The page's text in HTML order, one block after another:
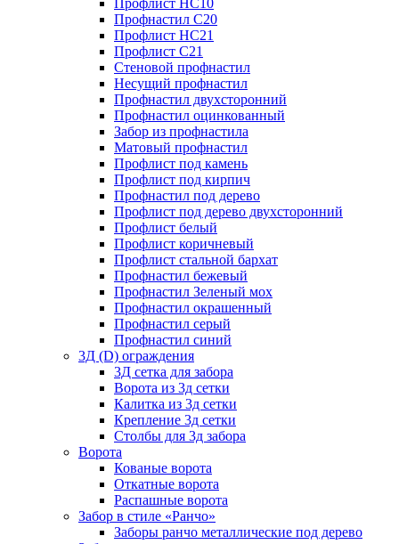
Профлист НС10
Профнастил С20
Профлист НС21
Профлист С21
Стеновой профнастил
Несущий профнастил
Профнастил двухсторонний
Профнастил оцинкованный
Забор из профнастила
Матовый профнастил
Профлист под камень
Профлист под кирпич
Профнастил под дерево
Профлист под дерево двухсторонний
Профлист белый
Профлист коричневый
Профлист стальной бархат
Профнастил бежевый
Профнастил Зеленый мох
Профнастил окрашенный
Профнастил серый
Профнастил синий
3Д (D) ограждения
3Д сетка для забора
Ворота из 3д сетки
Калитка из 3д сетки
Крепление 3д сетки
Столбы для 3д забора
Ворота
Кованые ворота
Откатные ворота
Распашные ворота
Забор в стиле «Ранчо»
Заборы ранчо металлические под дерево